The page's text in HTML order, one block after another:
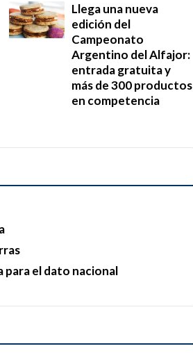
Llega una nueva
edición del
Campeonato
Argentino del Alfajor:
entrada gratuita y
más de 300 productos
en competencia
para el dato nacional